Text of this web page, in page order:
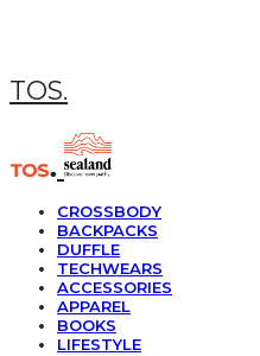
TOS.
CROSSBODY
BACKPACKS
DUFFLE
TECHWEARS
ACCESSORIES
APPAREL
BOOKS
LIFESTYLE